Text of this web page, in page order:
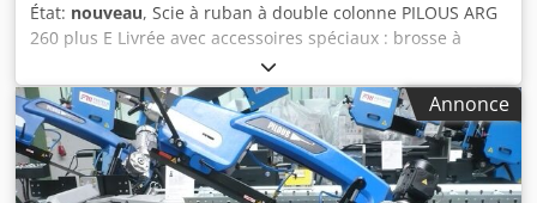
État: nouveau, Scie à ruban à double colonne PILOUS ARG
260 plus E Livrée avec accessoires spéciaux : brosse à
copeaux motorisée, indicateur de tension de la lame. Plage
de coupe : Circulaire : 90° - 45° + 45° + 60° en mm : 260 -
180 - 200 - 125 Carrée : 90° - 45° + 45° + 60° en mm : 240 -
160 - 185 - 105 Rectangulaire : 90° - 45° + 45° + 60° en
mm : 300 x 185 - 190 x 105 - 185 x 295 - 125 x 105
Dodpfoilqd Nsx Aanock Moteur principal : 400 V, 50 Hz,
Annonce